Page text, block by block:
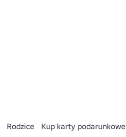
Rodzice Kup karty podarunkowe